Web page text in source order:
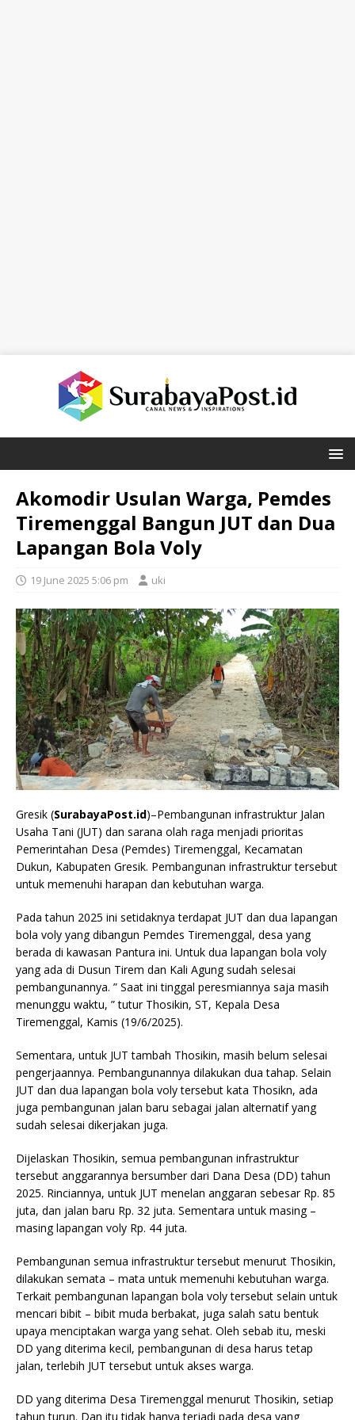
Akomodir Usulan Warga, Pemdes
Tiremenggal Bangun JUT dan Dua
Lapangan Bola Voly
19 June 2025 5:06 pm uki
Gresik (SurabayaPost.id)–Pembangunan infrastruktur Jalan
Usaha Tani (JUT) dan sarana olah raga menjadi prioritas
Pemerintahan Desa (Pemdes) Tiremenggal, Kecamatan
Dukun, Kabupaten Gresik. Pembangunan infrastruktur tersebut
untuk memenuhi harapan dan kebutuhan warga.
Pada tahun 2025 ini setidaknya terdapat JUT dan dua lapangan
bola voly yang dibangun Pemdes Tiremenggal, desa yang
berada di kawasan Pantura ini. Untuk dua lapangan bola voly
yang ada di Dusun Tirem dan Kali Agung sudah selesai
pembangunannya. ” Saat ini tinggal peresmiannya saja masih
menunggu waktu, ” tutur Thosikin, ST, Kepala Desa
Tiremenggal, Kamis (19/6/2025).
Sementara, untuk JUT tambah Thosikin, masih belum selesai
pengerjaannya. Pembangunannya dilakukan dua tahap. Selain
JUT dan dua lapangan bola voly tersebut kata Thosikn, ada
juga pembangunan jalan baru sebagai jalan alternatif yang
sudah selesai dikerjakan juga.
Dijelaskan Thosikin, semua pembangunan infrastruktur
tersebut anggarannya bersumber dari Dana Desa (DD) tahun
2025. Rinciannya, untuk JUT menelan anggaran sebesar Rp. 85
juta, dan jalan baru Rp. 32 juta. Sementara untuk masing –
masing lapangan voly Rp. 44 juta.
Pembangunan semua infrastruktur tersebut menurut Thosikin,
dilakukan semata – mata untuk memenuhi kebutuhan warga.
Terkait pembangunan lapangan bola voly tersebut selain untuk
mencari bibit – bibit muda berbakat, juga salah satu bentuk
upaya menciptakan warga yang sehat. Oleh sebab itu, meski
DD yang diterima kecil, pembangunan di desa harus tetap
jalan, terlebih JUT tersebut untuk akses warga.
DD yang diterima Desa Tiremenggal menurut Thosikin, setiap
tahun turun. Dan itu tidak hanya terjadi pada desa yang